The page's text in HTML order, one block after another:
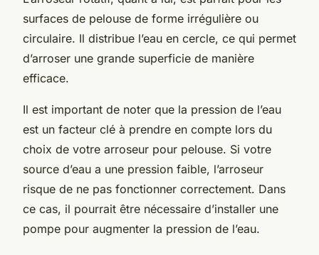
surfaces de pelouse de forme irrégulière ou
circulaire. Il distribue l’eau en cercle, ce qui permet
d’arroser une grande superficie de manière
efficace.
Il est important de noter que la pression de l’eau
est un facteur clé à prendre en compte lors du
choix de votre arroseur pour pelouse. Si votre
source d’eau a une pression faible, l’arroseur
risque de ne pas fonctionner correctement. Dans
ce cas, il pourrait être nécessaire d’installer une
pompe pour augmenter la pression de l’eau.